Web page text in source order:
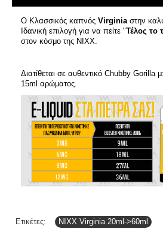
O Κλασσικός καπνός Virginiaστην
Ιδανική επιλογή για να πείτε "Τέλος το
στον κόσμο της NIXX.
Διατίθεται σε αυθεντικό Chubby Gorilla
15ml αρώματος.
Ετικέτες: NIXX Virginia 20ml->60ml